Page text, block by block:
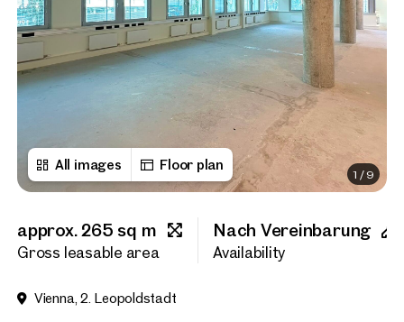
All images Floor plan
1 /9
approx. 265 sq m
Gross leasable area
Nach Vereinbarung
Availability
Vienna, 2. Leopoldstadt
Salutation
Please select
Title(optional)
First name
Last name
Contact person
Call or schedule a callback